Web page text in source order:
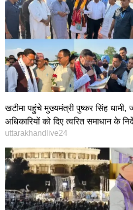
खटीमा पहुंचे मुख्यमंत्री पुष्कर सिंह
अधिकारियों को दिए त्वरित समाधान के
uttarakhandlive24